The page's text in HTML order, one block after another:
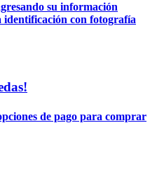
su información
identificación con fotografía
de pago para comprar